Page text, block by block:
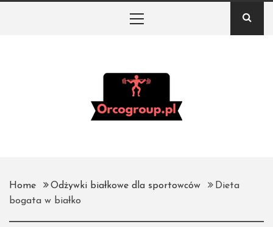
Orco Group – Portal
o białku i odżywkach
Home Odżywki białkowe dla sportowców
Dieta
bogata w białko